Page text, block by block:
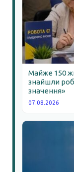
Майже 150
знайшли
значення»
07.08.2026